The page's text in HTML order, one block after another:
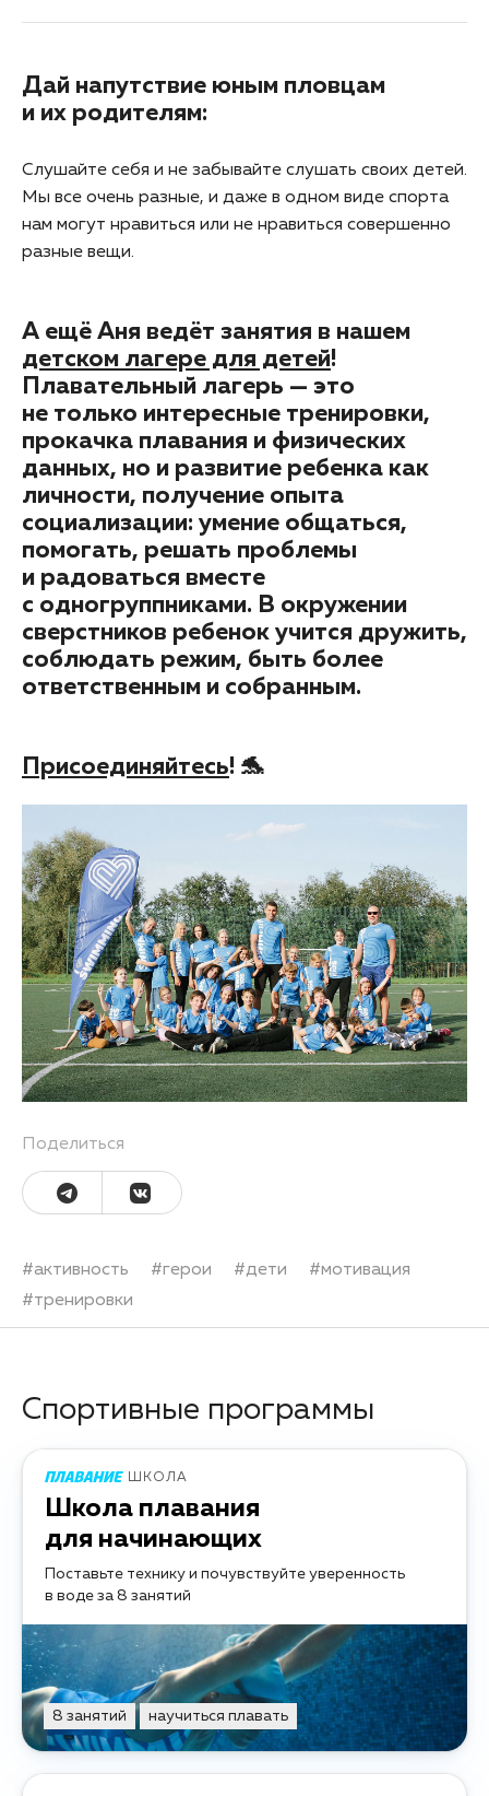
Дай напутствие юным пловцам
и их родителям:
Слушайте себя и не забывайте слушать своих детей.
Мы все очень разные, и даже в одном виде спорта
нам могут нравиться или не нравиться совершенно
разные вещи.
А ещё Аня ведёт занятия в нашем
детском лагере для детей!
Плавательный лагерь — это
не только интересные тренировки,
прокачка плавания и физических
данных, но и развитие ребенка как
личности, получение опыта
социализации: умение общаться,
помогать, решать проблемы
и радоваться вместе
с одногруппниками. В окружении
сверстников ребенок учится дружить,
соблюдать режим, быть более
ответственным и собранным.
Присоединяйтесь! 🐬
Поделиться
#активность #герои #дети #мотивация
#тренировки
Спортивные программы
ШКОЛА
Школа плавания
для начинающих
Поставьте технику и почувствуйте уверенность
в воде за 8 занятий
8 занятий научиться плавать